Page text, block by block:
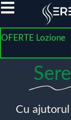
OFERTE Lozione
Cu